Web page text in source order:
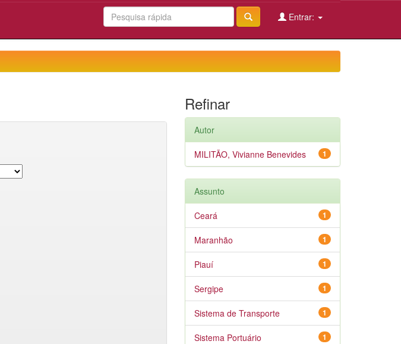
Entrar:
Refinar
Autor
1
MILITÃO, Vivianne Benevides
Assunto
1
Ceará
1
Maranhão
1
Piauí
1
Sergipe
1
Sistema de Transporte
1
Sistema Portuário